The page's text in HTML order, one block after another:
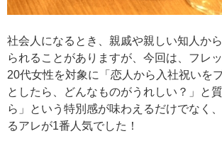
社会人になるとき、親戚や親しい知人か
られることがありますが、今回は、フレ
20代女性を対象に「恋人から入社祝いを
としたら、どんなものがうれしい？」と
ら」という特別感が味わえるだけでなく
るアレが1番人気でした！